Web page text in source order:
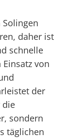
daher ist
schnelle
von
der
die
sondern
täglichen